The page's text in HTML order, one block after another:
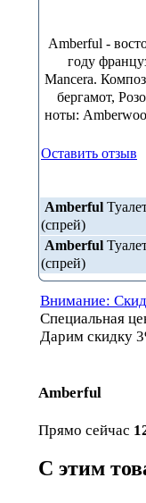
Amberful -
году
Mancera.
бергамот,
ноты:
Оставить отзыв
Amberful
(спрей)
Amberful
(спрей)
Внимание:
Специальная
Дарим скидку
Amberful
Прямо сейчас
С этим